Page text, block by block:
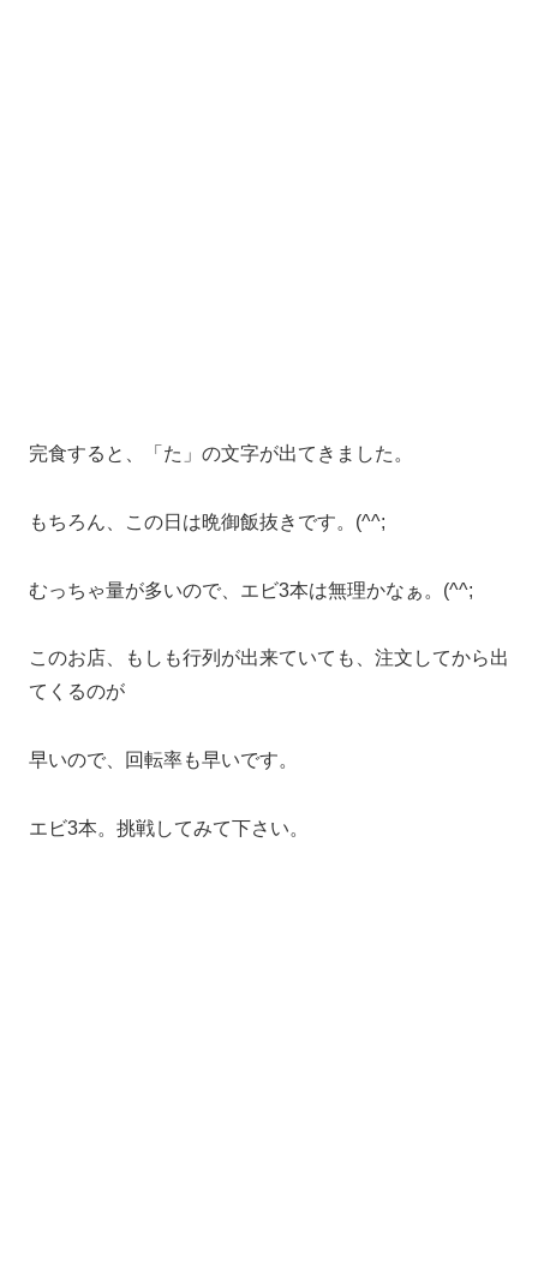
完食すると、「た」の文字が出てきました。
もちろん、この日は晩御飯抜きです。(^^;
むっちゃ量が多いので、エビ3本は無理かなぁ。(^^;
このお店、もしも行列が出来ていても、注文してから出
てくるのが
早いので、回転率も早いです。
エビ3本。挑戦してみて下さい。